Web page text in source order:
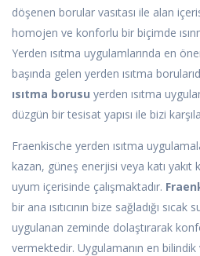
döşenen borular vasıtası ile alan
homojen ve konforlu bir biçimde
Yerden ısıtma uygulamlarında en
başında gelen yerden ısıtma
ısıtma borusu yerden ısıtma
düzgün bir tesisat yapısı ile bizi
Fraenkische yerden ısıtma
kazan, güneş enerjisi veya katı yakıt
uyum içerisinde çalışmaktadır.
bir ana ısıtıcının bize sağladığı
uygulanan zeminde dolaştırarak
vermektedir. Uygulamanın en